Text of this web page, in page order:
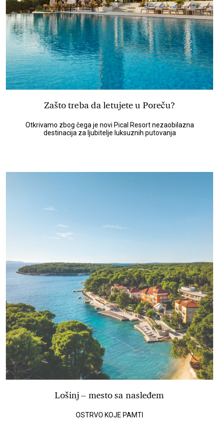
Zašto treba da letujete u Poreču?
Otkrivamo zbog čega je novi Pical Resort nezaobilazna
destinacija za ljubitelje luksuznih putovanja
Lošinj – mesto sa nasleđem
OSTRVO KOJE PAMTI